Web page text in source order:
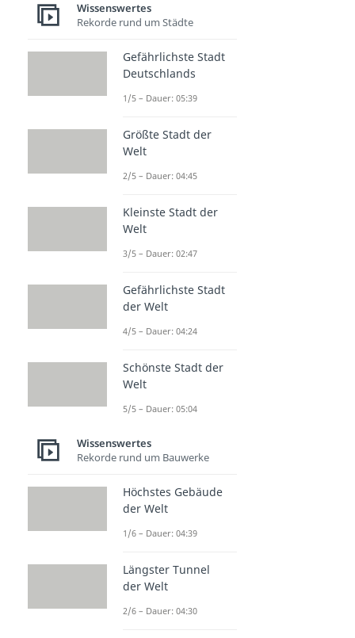
Wissenswertes
Rekorde rund um Städte
Gefährlichste Stadt
Deutschlands
1/5 – Dauer: 05:39
Größte Stadt der
Welt
2/5 – Dauer: 04:45
Kleinste Stadt der
Welt
3/5 – Dauer: 02:47
Gefährlichste Stadt
der Welt
4/5 – Dauer: 04:24
Schönste Stadt der
Welt
5/5 – Dauer: 05:04
Wissenswertes
Rekorde rund um Bauwerke
Höchstes Gebäude
der Welt
1/6 – Dauer: 04:39
Längster Tunnel
der Welt
2/6 – Dauer: 04:30